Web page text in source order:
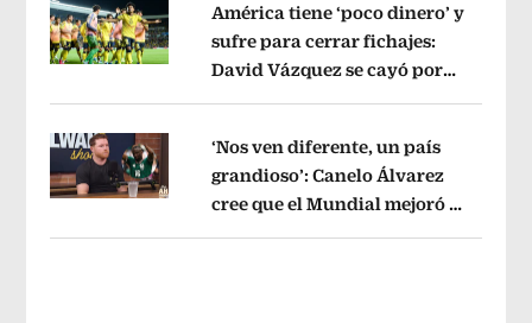
Opens in new window
América tiene ‘poco dinero’ y
sufre para cerrar fichajes:
David Vázquez se cayó por
Opens in new window
‘Nos ven diferente, un país
grandioso’: Canelo Álvarez
cree que el Mundial mejoró la